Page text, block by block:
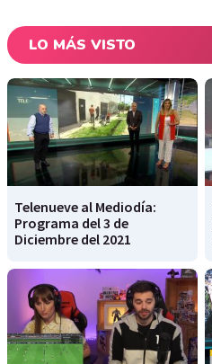
LO MÁS VISTO
Telenueve al Mediodía:
Programa del 3 de
Diciembre del 2021